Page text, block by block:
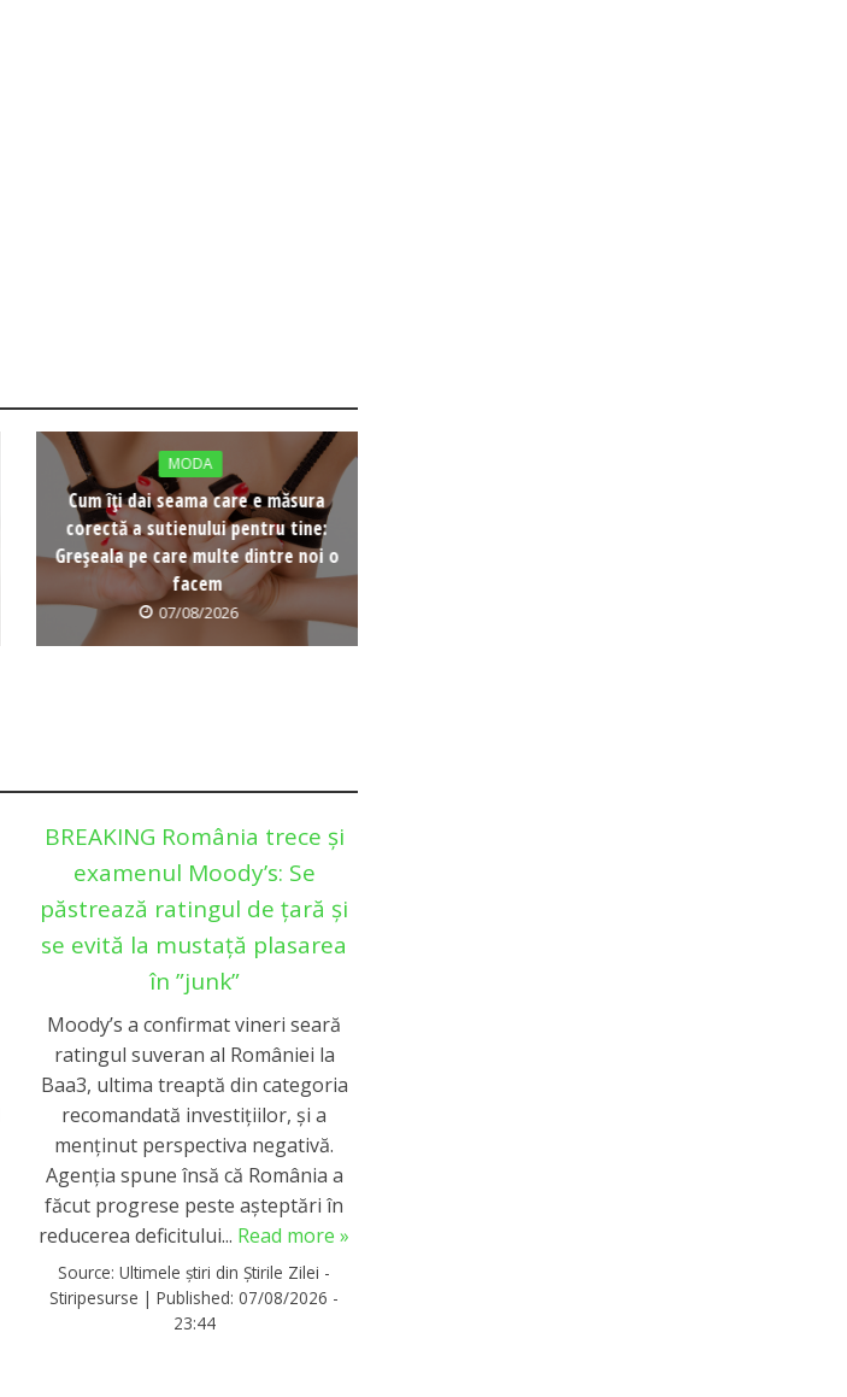
MODA
Cum îți dai seama care e măsura
corectă a sutienului pentru tine:
Greșeala pe care multe dintre noi o
facem
07/08/2026
BREAKING România trece și
examenul Moody’s: Se
păstrează ratingul de țară și
se evită la mustață plasarea
în ”junk”
Moody’s a confirmat vineri seară
ratingul suveran al României la
Baa3, ultima treaptă din categoria
recomandată investițiilor, și a
menținut perspectiva negativă.
Agenția spune însă că România a
făcut progrese peste așteptări în
reducerea deficitului... Read more »
Source:Ultimele știri din Știrile Zilei -
Stiripesurse |Published:07/08/2026 -
23:44